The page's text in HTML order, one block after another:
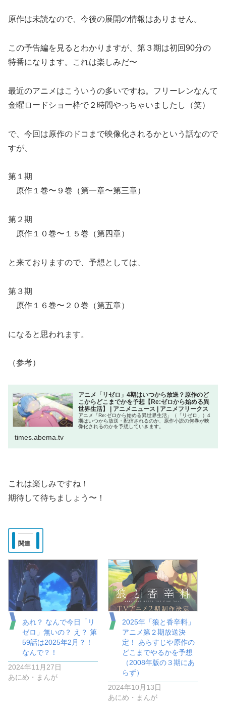
原作は未読なので、今後の展開の情報はありません。
この予告編を見るとわかりますが、第３期は初回90分の
特番になります。これは楽しみだ〜
最近のアニメはこういうの多いですね。フリーレンなんて
金曜ロードショー枠で２時間やっちゃいましたし（笑）
で、今回は原作のドコまで映像化されるかという話なので
すが、
第１期
原作１巻〜９巻（第一章〜第三章）
第２期
原作１０巻〜１５巻（第四章）
と来ておりますので、予想としては、
第３期
原作１６巻〜２０巻（第五章）
になると思われます。
（参考）
アニメ「リゼロ」4期はいつから放送？原作のど
こからどこまでかを予想【Re:ゼロから始める異
世界生活】 | アニメニュース | アニメフリークス
アニメ「Re:ゼロから始める異世界生活」（「リゼロ」）4
期はいつから放送・配信されるのか、原作小説の何巻が映
像化されるのかを予想していきます。
times.abema.tv
これは楽しみですね！
期待して待ちましょう〜！
関連
あれ？ なんで今日「リ
ゼロ」無いの？ え？ 第
59話は2025年2月？！
なんで？！
2024年11月27日
あにめ・まんが
2025年「狼と香辛料」
アニメ第２期放送決
定！ あらすじや原作の
どこまでやるかを予想
（2008年版の３期にあ
らず）
2024年10月13日
あにめ・まんが